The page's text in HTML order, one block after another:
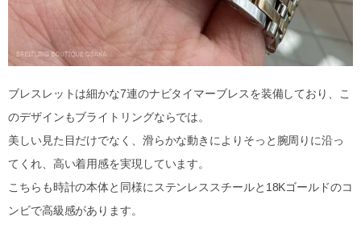
ブレスレットは細かな7連のナビタイマーブレスを装備しており、こ
のデザインもブライトリングならでは。
美しい見た目だけでなく、滑らかな動きによりそっと腕周りに沿っ
てくれ、高い着用感を実現しています。
こちらも時計の本体と同様にステンレススチールと18Kゴールドのコ
ンビで高級感があります。